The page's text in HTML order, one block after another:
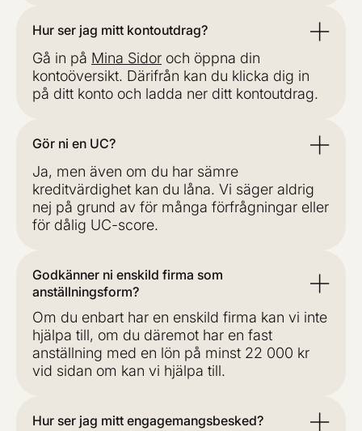
Hur ser jag mitt kontoutdrag?
Gå in på Mina Sidor och öppna din
kontoöversikt. Därifrån kan du klicka dig in
på ditt konto och ladda ner ditt kontoutdrag.
Gör ni en UC?
Ja, men även om du har sämre
kreditvärdighet kan du låna. Vi säger aldrig
nej på grund av för många förfrågningar eller
för dålig UC-score.
Godkänner ni enskild firma som
anställningsform?
Om du enbart har en enskild firma kan vi inte
hjälpa till, om du däremot har en fast
anställning med en lön på minst 22 000 kr
vid sidan om kan vi hjälpa till.
Hur ser jag mitt engagemangsbesked?